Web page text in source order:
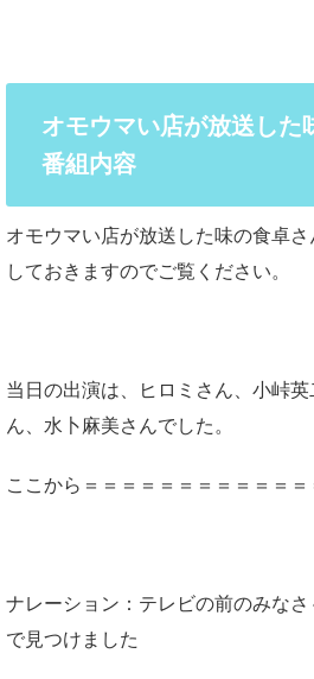
オモウマい店が放送した
番組内容
オモウマい店が放送した味の食卓
しておきますのでご覧ください。
当日の出演は、ヒロミさん、小峠
ん、水卜麻美さんでした。
ここから＝＝＝＝＝＝＝＝＝＝＝＝
ナレーション：テレビの前のみな
で見つけました